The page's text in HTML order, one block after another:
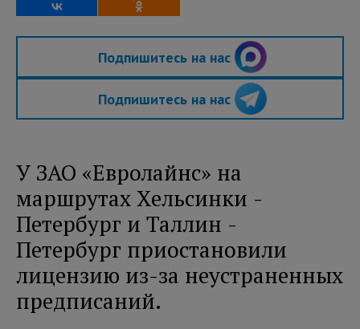
Подпишитесь на нас
Подпишитесь на нас
У ЗАО «Евролайнс» на
маршрутах Хельсинки -
Петербург и Таллин -
Петербург приостановили
лицензию из-за неустраненных
предписаний.